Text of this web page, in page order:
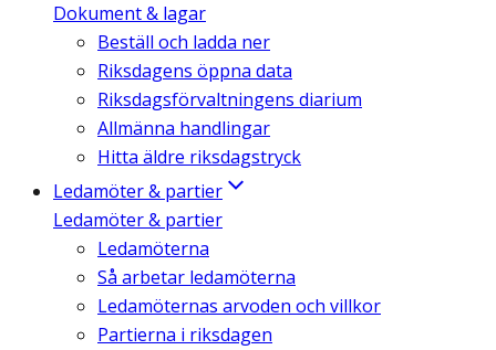
Dokument & lagar
Beställ och ladda ner
Riksdagens öppna data
Riksdagsförvaltningens diarium
Allmänna handlingar
Hitta äldre riksdagstryck
Ledamöter & partier
Ledamöter & partier
Ledamöterna
Så arbetar ledamöterna
Ledamöternas arvoden och villkor
Partierna i riksdagen